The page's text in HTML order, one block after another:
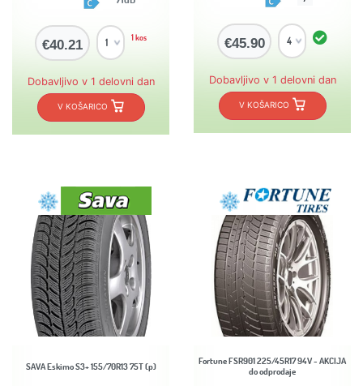
€40.21 1 kos
Dobavljivo v 1 delovni dan
V KOŠARICO
€45.90
Dobavljivo v 1 delovni dan
V KOŠARICO
SAVA Eskimo S3+ 155/70R13 75T (p)
Fortune FSR901 225/45R17 94V - AKCIJA
do odprodaje